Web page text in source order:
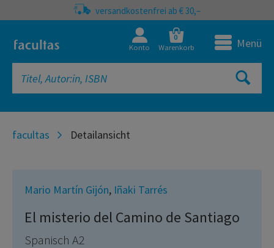
versandkostenfrei ab € 30,–
Konto
0
Warenkorb Menü
facultas Detailansicht
Mario Martín Gijón, Iñaki Tarrés
El misterio del Camino de Santiago
Spanisch A2